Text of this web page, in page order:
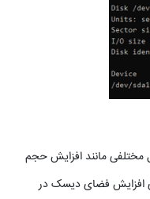
مانند افزایش حجم
افزایش فضای دیسک در